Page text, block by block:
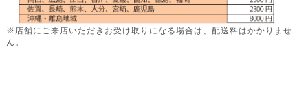
※店舗にご来店いただきお受け取りになる場合は、配送料はかかりませ
ん。